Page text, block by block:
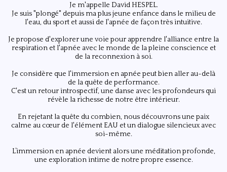
Je m'appelle David HESPEL.
Je suis "plongé" depuis ma plus jeune enfance dans le milieu de
l'eau, du sport et aussi de l'apnée de façon très intuitive.
Je propose d'explorer une voie pour apprendre l'alliance entre la
respiration et l'apnée avec le monde de la pleine conscience et
de la reconnexion à soi.
Je considère que l'immersion en apnée peut bien aller au-delà
de la quête de performance.
C'est un retour introspectif, une danse avec les profondeurs qui
révèle la richesse de notre être intérieur.
En rejetant la quête du combien, nous découvrons une paix
calme au cœur de l'élément EAU et un dialogue silencieux avec
soi-même.
L’immersion en apnée devient alors une méditation profonde,
une exploration intime de notre propre essence.